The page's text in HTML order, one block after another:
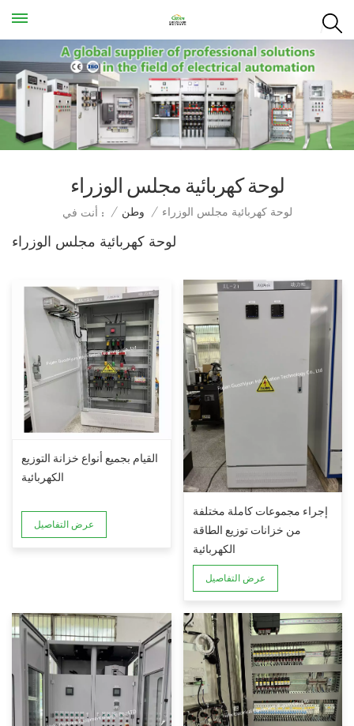
لوحة كهربائية مجلس الوزراء
أنت في : / وطن / لوحة كهربائية مجلس الوزراء
لوحة كهربائية مجلس الوزراء
القيام بجميع أنواع خزانة التوزيع
الكهربائية
عرض التفاصيل
إجراء مجموعات كاملة مختلفة
من خزانات توزيع الطاقة
الكهربائية
عرض التفاصيل